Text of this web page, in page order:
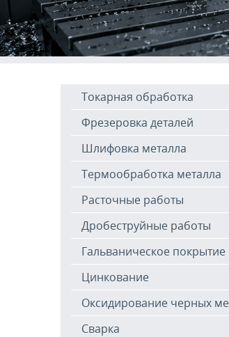
Токарная обработка
Фрезеровка деталей
Шлифовка металла
Термообработка металла
Расточные работы
Дробеструйные работы
Гальваническое покрытие
Цинкование
Оксидирование черных
Сварка